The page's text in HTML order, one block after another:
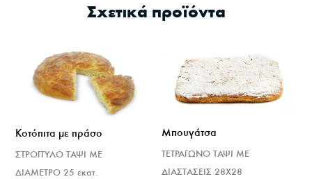
Σχετικά προϊόντα
Κοτόπιτα με πράσο
ΣΤΡΟΓΓΥΛΟ ΤΑΨΙ ΜΕ
ΔΙΑΜΕΤΡΟ 25 εκατ.
Μπουγάτσα
ΤΕΤΡΑΓΩΝΟ ΤΑΨΙ ΜΕ
ΔΙΑΣΤΑΣΕΙΣ 28Χ28